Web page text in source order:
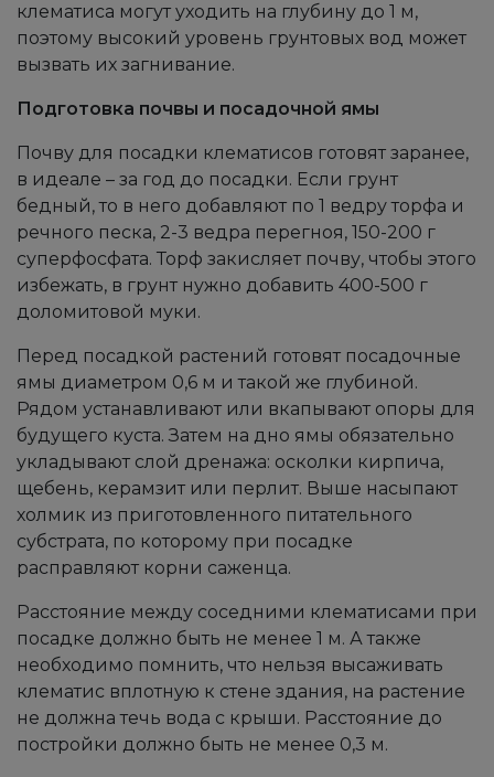
клематиса могут уходить на глубину до 1 м,
поэтому высокий уровень грунтовых вод может
вызвать их загнивание.
Подготовка почвы и посадочной ямы
Почву для посадки клематисов готовят заранее,
в идеале – за год до посадки. Если грунт
бедный, то в него добавляют по 1 ведру торфа и
речного песка, 2-3 ведра перегноя, 150-200 г
суперфосфата. Торф закисляет почву, чтобы этого
избежать, в грунт нужно добавить 400-500 г
доломитовой муки.
Перед посадкой растений готовят посадочные
ямы диаметром 0,6 м и такой же глубиной.
Рядом устанавливают или вкапывают опоры для
будущего куста. Затем на дно ямы обязательно
укладывают слой дренажа: осколки кирпича,
щебень, керамзит или перлит. Выше насыпают
холмик из приготовленного питательного
субстрата, по которому при посадке
расправляют корни саженца.
Расстояние между соседними клематисами при
посадке должно быть не менее 1 м. А также
необходимо помнить, что нельзя высаживать
клематис вплотную к стене здания, на растение
не должна течь вода с крыши. Расстояние до
постройки должно быть не менее 0,3 м.